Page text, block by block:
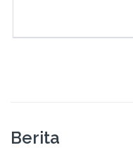
Berita